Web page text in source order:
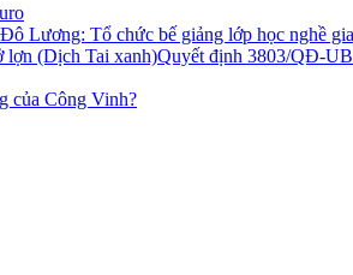
Lương: Tổ chức bế giảng lớp học nghề
Quyết định 3803/QĐ-
của Công Vinh?